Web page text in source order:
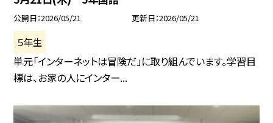
公開日 2026/05/21 更新日 2026/05/21
５年生
単元「インターネットは冒険だ」に取り組んでいます。学習目
標は、お家の人にインター...